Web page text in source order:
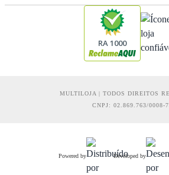
RA 1000
MULTILOJA | TODOS DIREITOS
CNPJ: 02.869.763/0008-
Powered by Developed by